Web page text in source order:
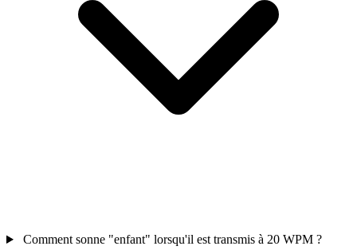
Comment sonne "enfant" lorsqu'il est transmis à 20 WPM ?